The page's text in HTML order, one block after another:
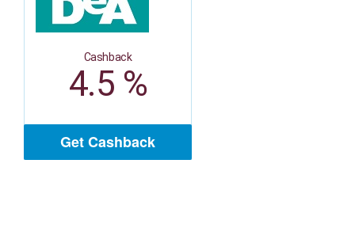
Cashback
4.5 %
Get Cashback